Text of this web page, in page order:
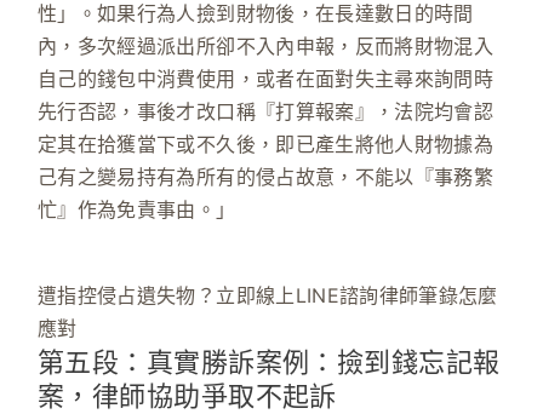
性」
。如果行為人撿到財物後，在長達數日的時間
內，多次經過派出所卻不入內申報，反而將財物混入
自己的錢包中消費使用，或者在面對失主尋來詢問時
先行否認，事後才改口稱『打算報案』，法院均會認
定其在拾獲當下或不久後，即已產生將他人財物據為
己有之變易持有為所有的侵占故意，不能以『事務繁
忙』作為免責事由。」
遭指控侵占遺失物？立即線上LINE諮詢律師筆錄怎麼
應對
第五段：真實勝訴案例：撿到錢忘記報
案，律師協助爭取不起訴